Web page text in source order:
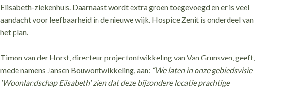
Elisabeth-ziekenhuis. Daarnaast wordt extra groen toegevoegd en er is veel
aandacht voor leefbaarheid in de nieuwe wijk. Hospice Zenit is onderdeel van
het plan.
Timon van der Horst, directeur projectontwikkeling van Van Grunsven, geeft,
mede namens Jansen Bouwontwikkeling, aan: “We laten in onze gebiedsvisie
'Woonlandschap Elisabeth' zien dat deze bijzondere locatie prachtige